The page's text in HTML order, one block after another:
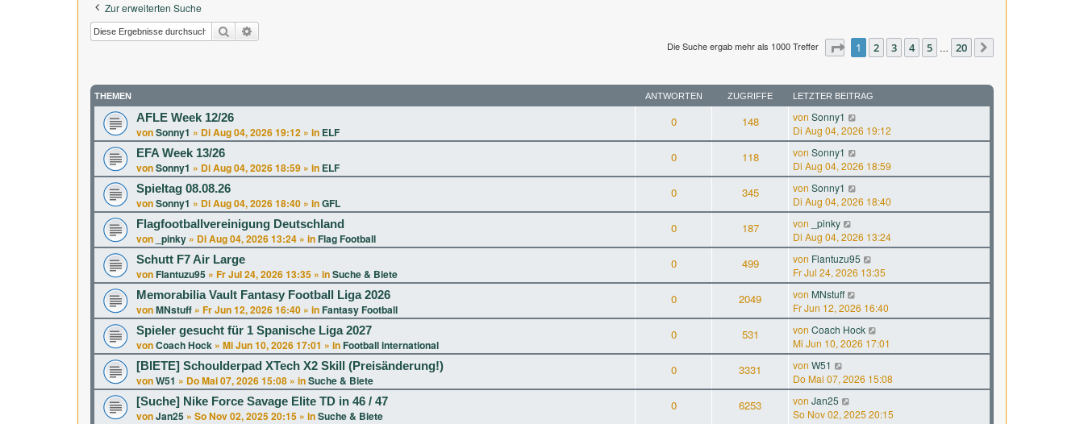
Zur erweiterten Suche
Suche
Die Suche ergab mehr als 1000 Treffer Seite 1von 20
1 2 3 4 5 … 20
THEMEN ANTWORTEN ZUGRIFFE LETZTER BEITRAG
AFLE Week 12/26
vonSonny1 » Di Aug 04, 2026 19:12 » in ELF
0 148 von Sonny1
Di Aug 04, 2026 19:12
EFA Week 13/26
vonSonny1 » Di Aug 04, 2026 18:59 » in ELF
0 118 von Sonny1
Di Aug 04, 2026 18:59
Spieltag 08.08.26
vonSonny1 » Di Aug 04, 2026 18:40 » inGFL
0 345 von Sonny1
Di Aug 04, 2026 18:40
Flagfootballvereinigung Deutschland
von _pinky » Di Aug 04, 2026 13:24 » in Flag Football
0 187 von
_pinky
Di Aug 04, 2026 13:24
Schutt F7 Air Large
von Flantuzu95 » Fr Jul 24, 2026 13:35 » inSuche & Biete
0 499 von Flantuzu95
Fr Jul 24, 2026 13:35
Memorabilia Vault Fantasy Football Liga 2026
vonMNstuff » Fr Jun 12, 2026 16:40 » in Fantasy Football
0 2049 von MNstuff
Fr Jun 12, 2026 16:40
Spieler gesucht für 1 Spanische Liga 2027
vonCoach Hock » Mi Jun 10, 2026 17:01 » in Football international
0 531 von Coach Hock
Mi Jun 10, 2026 17:01
[BIETE] Schoulderpad XTech X2 Skill (Preisänderung!)
vonW51 » Do Mai 07, 2026 15:08 » inSuche & Biete
0 3331 von W51
Do Mai 07, 2026 15:08
[Suche] Nike Force Savage Elite TD in 46 / 47
vonJan25 » So Nov 02, 2025 20:15 » inSuche & Biete
0 6253 von Jan25
So Nov 02, 2025 20:15